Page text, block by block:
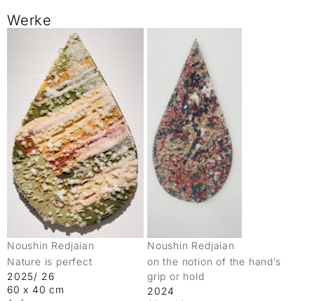
Werke
Noushin Redjaian
Nature is perfect
2025/ 26
60 x 40 cm
Noushin Redjaian
on the notion of the hand’s
grip or hold
2024